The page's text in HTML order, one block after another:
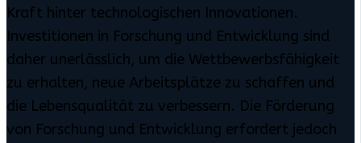
Kraft hinter technologischen Innovationen.
Investitionen in Forschung und Entwicklung sind
daher unerlässlich, um die Wettbewerbsfähigkeit
zu erhalten, neue Arbeitsplätze zu schaffen und
die Lebensqualität zu verbessern. Die Förderung
von Forschung und Entwicklung erfordert jedoch